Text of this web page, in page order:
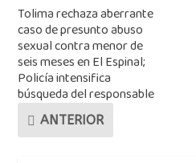
Tolima rechaza aberrante
caso de presunto abuso
sexual contra menor de
seis meses en El Espinal;
Policía intensifica
búsqueda del responsable
ANTERIOR